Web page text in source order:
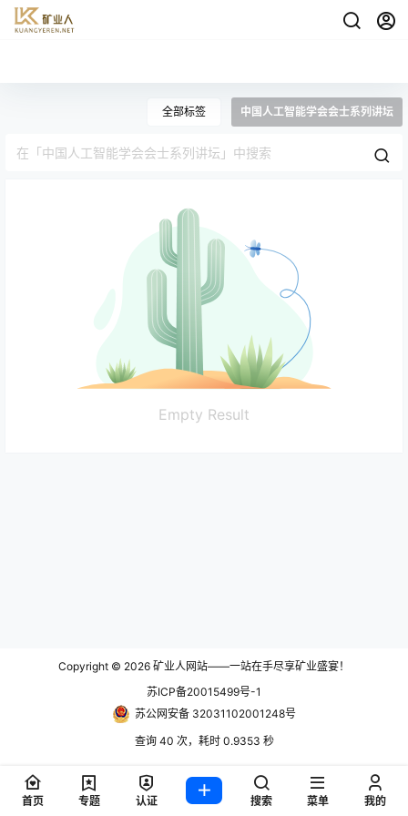
全部标签 中国人工智能学会会士系列讲坛
Empty Result
Copyright © 2026 矿业人网站——一站在手尽享矿业盛宴！
苏ICP备20015499号-1
苏公网安备 32031102001248号
查询 40 次，耗时 0.9353 秒
首页 专题 认证 搜索 菜单 我的